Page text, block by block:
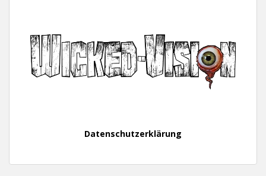
Datenschutzerklärung